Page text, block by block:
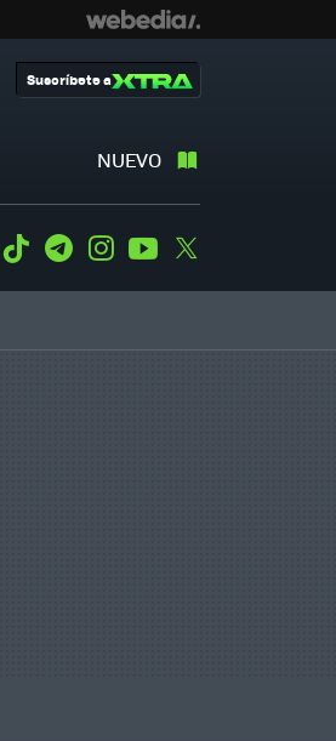
NUEVO
Suscríbete a
WhatsApp
Tiktok TelegramInstagramYoutube